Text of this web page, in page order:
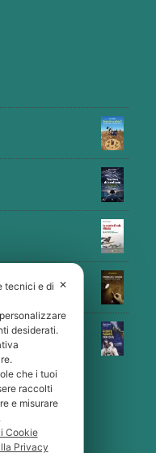
✕
tecnici e di
desiderati.
che i tuoi
raccolti
e misurare
Cookie
Privacy